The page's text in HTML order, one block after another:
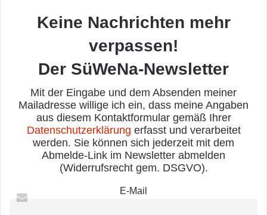
Keine Nachrichten mehr
verpassen!
Der SüWeNa-Newsletter
Mit der Eingabe und dem Absenden meiner
Mailadresse willige ich ein, dass meine Angaben
aus diesem Kontaktformular gemäß Ihrer
Datenschutzerklärung erfasst und verarbeitet
werden. Sie können sich jederzeit mit dem
Abmelde-Link im Newsletter abmelden
(Widerrufsrecht gem. DSGVO).
E-Mail